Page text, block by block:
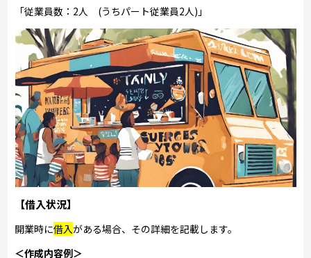
「従業員数：2人 (うちパート従業員2人)」
【借入状況】
開業時に借入がある場合、その詳細を記載します。
＜作成内容例＞